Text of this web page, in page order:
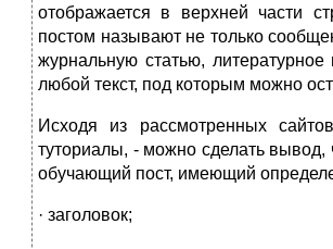
отображается в верхней части
постом называют не только
журнальную статью,
любой текст, под которым можно
Исходя из рассмотренных
туториалы, - можно сделать вывод,
обучающий пост, имеющий
· заголовок;